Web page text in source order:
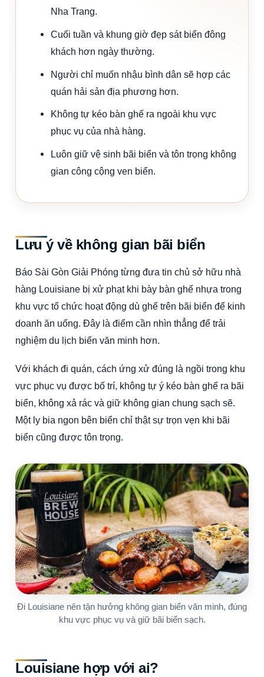
Nha Trang.
Cuối tuần và khung giờ đẹp sát biển đông
khách hơn ngày thường.
Người chỉ muốn nhậu bình dân sẽ hợp các
quán hải sản địa phương hơn.
Không tự kéo bàn ghế ra ngoài khu vực
phục vụ của nhà hàng.
Luôn giữ vệ sinh bãi biển và tôn trọng không
gian công cộng ven biển.
Lưu ý về không gian bãi biển
Báo Sài Gòn Giải Phóng từng đưa tin chủ sở hữu nhà
hàng Louisiane bị xử phạt khi bày bàn ghế nhựa trong
khu vực tổ chức hoạt động dù ghế trên bãi biển để kinh
doanh ăn uống. Đây là điểm cần nhìn thẳng để trải
nghiệm du lịch biển văn minh hơn.
Với khách đi quán, cách ứng xử đúng là ngồi trong khu
vực phục vụ được bố trí, không tự ý kéo bàn ghế ra bãi
biển, không xả rác và giữ không gian chung sạch sẽ.
Một ly bia ngon bên biển chỉ thật sự trọn vẹn khi bãi
biển cũng được tôn trọng.
Đi Louisiane nên tận hưởng không gian biển văn minh, đúng
khu vực phục vụ và giữ bãi biển sạch.
Louisiane hợp với ai?